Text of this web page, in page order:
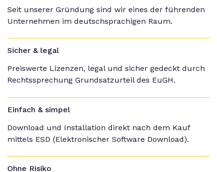
Seit unserer Gründung sind wir eines der führenden
Unternehmen im deutschsprachigen Raum.
Sicher & legal
Preiswerte Lizenzen, legal und sicher gedeckt durch
Rechtssprechung Grundsatzurteil des EuGH.
Einfach & simpel
Download und Installation direkt nach dem Kauf
mittels ESD (Elektronischer Software Download).
Ohne Risiko